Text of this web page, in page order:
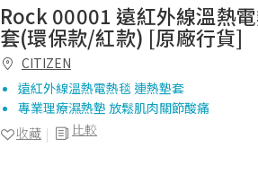
Rock 00001 遠紅外線溫熱
套(環保款/紅款) [原廠行貨]
CITIZEN
遠紅外線溫熱電熱毯 連熱墊套
專業理療濕熱墊 放鬆肌肉關節酸痛
比較
收藏